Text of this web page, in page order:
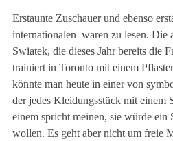
Erstaunte Zuschauer und ebenso
internationalen waren zu lesen. Die
Swiatek, die dieses Jahr bereits die
trainiert in Toronto mit einem
könnte man heute in einer von
der jedes Kleidungsstück mit einem
einem spricht meinen, sie würde ein
wollen. Es geht aber nicht um freie